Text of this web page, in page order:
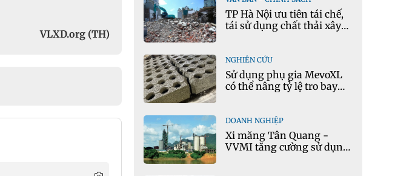
VLXD.org (TH)
giao thông
TP Hà Nội ưu tiên tái chế,
tái sử dụng chất thải xây
NGHIÊN CỨU
Sử dụng phụ gia MevoXL
có thể nâng tỷ lệ tro bay
DOANH NGHIỆP
Xi măng Tân Quang -
VVMI tăng cường sử dụng